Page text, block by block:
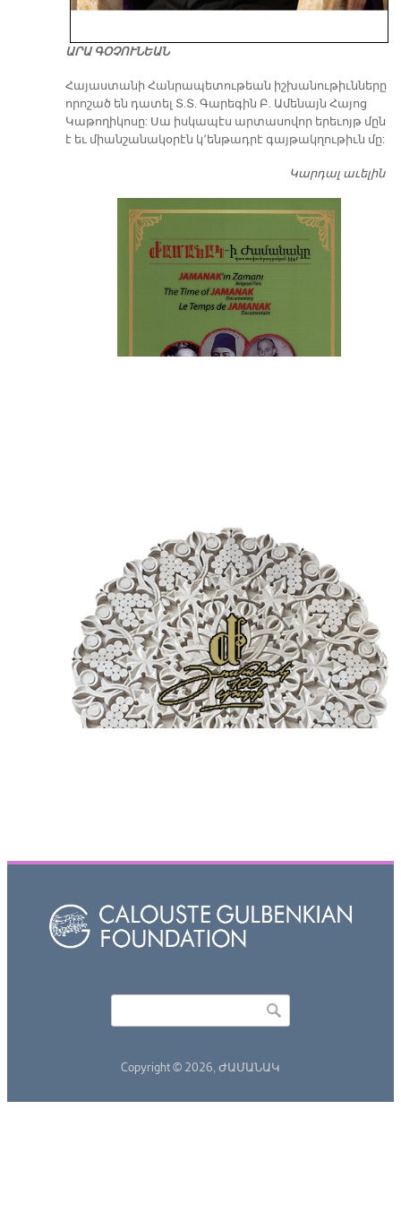
ԱՐԱ ԳՕՉՈՒՆԵԱՆ
​Հայաստանի Հանրապետութեան իշխանութիւնները
որոշած են դատել Տ.Տ. Գարեգին Բ. Ամենայն Հայոց
Կաթողիկոսը: Սա իսկապէս արտասովոր երեւոյթ մըն
է եւ միանշանակօրէն կ՚ենթադրէ գայթակղութիւն մը:
Կարդալ աւելին
Copyright © 2026, ԺԱՄԱՆԱԿ